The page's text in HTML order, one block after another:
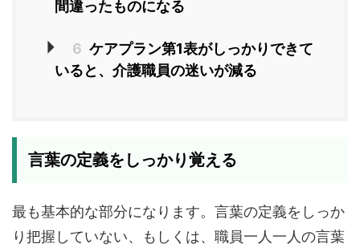
間違ったものになる
6 ケアプラン第1表がしっかりできて
いると、介護職員の迷いが減る
言葉の定義をしっかり覚える
最も基本的な部分になります。言葉の定義をしっか
り把握していない、もしくは、職員一人一人の言葉